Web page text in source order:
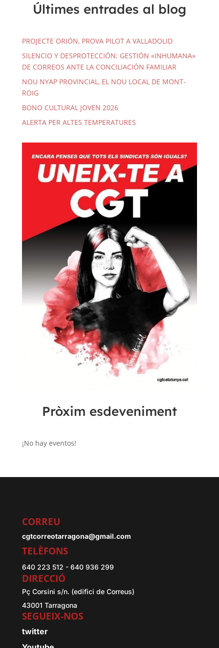
Últimes entrades al blog
PROJECTE ORIÓN, PROVA PILOT A VALLADOLID
SILENCIO Y DESPROTECCIÓN: GESTIÓN «INHUMANA»
DE CORREOS ANTE LA CONCILIACIÓN FAMILIAR
NOU NYAP PROVINCIAL, EL NOU LOCAL DE MONT-
ROIG
BONO CULTURAL JOVEN 2026
ALERTA PER ALTES TEMPERATURES
Pròxim esdeveniment
¡No hay eventos!
CORREU
cgtcorreotarragona@gmail.com
TELÈFONS
640 223 512 - 640 936 299
DIRECCIÓ
Pç Corsini s/n. (edifici de Correus)
43001 Tarragona
SEGUEIX-NOS
twitter